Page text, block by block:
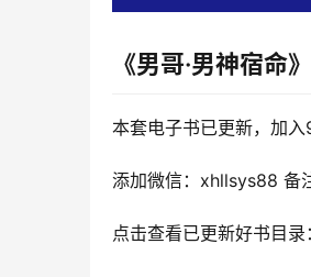
《男哥·男神宿命》
本套电子书已更新，加
添加微信：xhllsys88 备
点击查看已更新好书目录：